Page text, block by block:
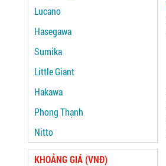
Lucano
Hasegawa
Sumika
Little Giant
Hakawa
Phong Thạnh
Nitto
KHOẢNG GIÁ (VNĐ)